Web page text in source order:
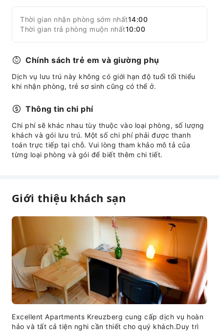
Thời gian nhận phòng sớm nhất14:00
Thời gian trả phòng muộn nhất10:00
Chính sách trẻ em và giường phụ
Dịch vụ lưu trú này không có giới hạn độ tuổi tối thiểu
khi nhận phòng, trẻ sơ sinh cũng có thể ở.
Thông tin chi phí
Chi phí sẽ khác nhau tùy thuộc vào loại phòng, số lượng
khách và gói lưu trú. Một số chi phí phải được thanh
toán trực tiếp tại chỗ. Vui lòng tham khảo mô tả của
từng loại phòng và gói để biết thêm chi tiết.
Giới thiệu khách sạn
Excellent Apartments Kreuzberg cung cấp dịch vụ hoàn
hảo và tất cả tiện nghi cần thiết cho quý khách.Duy trì